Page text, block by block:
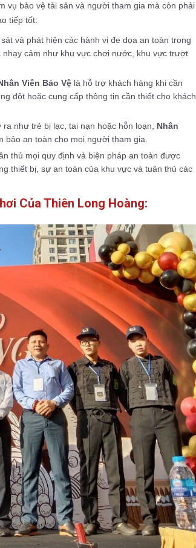
vụ bảo vệ tài sản và người tham gia mà còn phải
tiếp tốt:
và phát hiện các hành vi đe dọa an toàn trong
nhạy cảm như khu vực chơi nước, khu vực trượt
Viên Bảo Vệ là hỗ trợ khách hàng khi cần
đột hoặc cung cấp thông tin cần thiết cho khách
như trẻ bị lạc, tai nạn hoặc hỗn loạn, Nhân
bảo an toàn cho mọi người tham gia.
thủ mọi quy định và biện pháp an toàn được
thiết bị, sự an toàn của khu vực và tuân thủ các
Của Thiên Long Hoàng: